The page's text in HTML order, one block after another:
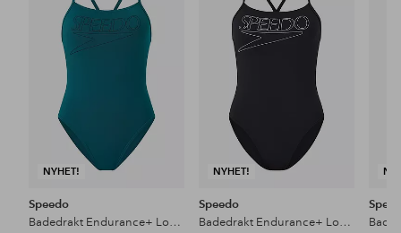
NYHET!
Speedo
Badedrakt Endurance+ Logo Thin Strap Swimsuit
NYHET!
Speedo
Badedrakt Endurance+ Logo Thin Strap Swimsuit